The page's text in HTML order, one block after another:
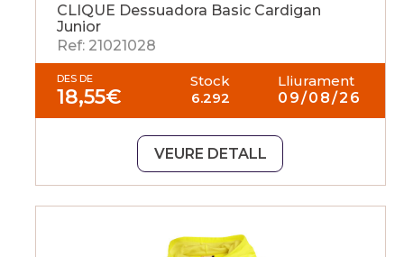
CLIQUE Dessuadora Basic Cardigan
Junior
Ref: 21021028
DES DE
18,55€
Stock
6.292
Lliurament
09/08/26
VEURE DETALL